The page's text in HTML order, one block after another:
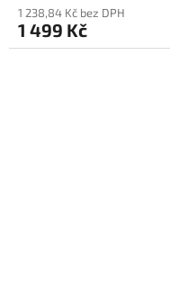
1 238,84 Kč bez DPH
1 499 Kč